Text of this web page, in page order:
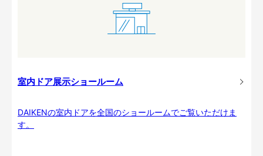
室内ドア展示ショールーム
DAIKENの室内ドアを全国のショールームでご覧いただけま
す。